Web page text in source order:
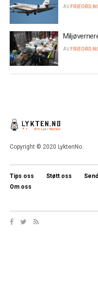
AV
AV
Copyright © 2020 LyktenNo.
Tips oss Støtt oss
Om oss